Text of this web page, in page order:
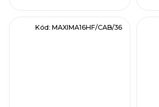
Kód: MAXIMA16HF/CAB/36